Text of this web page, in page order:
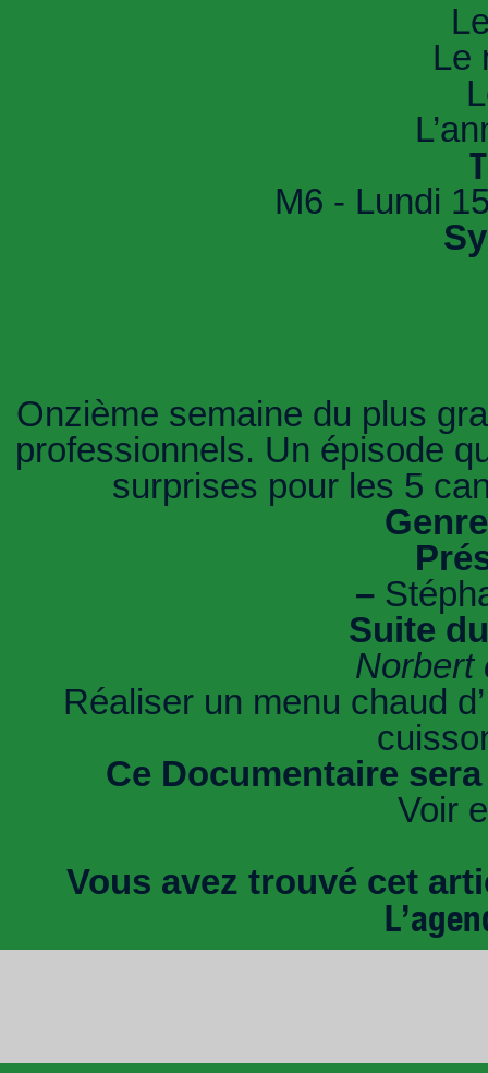
Le
M6 - Lundi
Onzième semaine du plus
professionnels. Un épisode
surprises pour les 5
–
Suite
Norbert
Réaliser un menu chaud
Ce Documentaire
Voir
Vous avez trouvé cet